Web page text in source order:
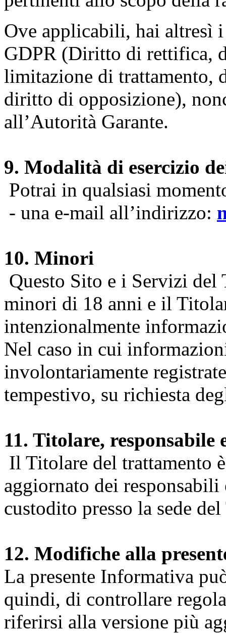
Ove applicabili, hai
GDPR (Diritto di rettifica,
limitazione di trattamento,
diritto di opposizione),
all’Autorità Garante.
9. Modalità di esercizio
Potrai in qualsiasi
- una e-mail all’indirizzo:
10. Minori
Questo Sito e i Servizi del
minori di 18 anni e il
intenzionalmente
Nel caso in cui
involontariamente
tempestivo, su richiesta
11. Titolare, responsabile
Il Titolare del trattamento
aggiornato dei
custodito presso la sede
12. Modifiche alla
La presente Informativa
quindi, di controllare
riferirsi alla versione più